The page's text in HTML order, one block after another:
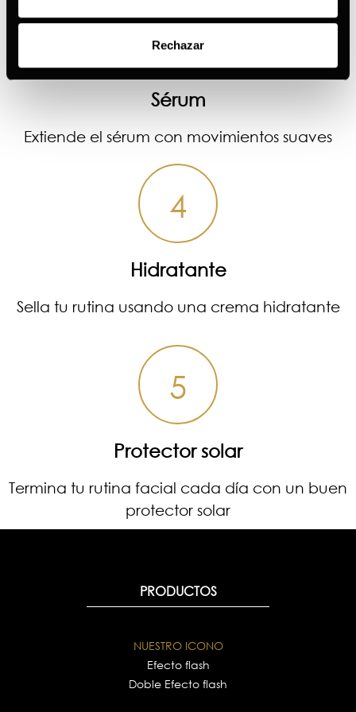
Rechazar
3
Sérum
Extiende el sérum con movimientos suaves
4
Hidratante
Sella tu rutina usando una crema hidratante
5
Protector solar
Termina tu rutina facial cada día con un buen
protector solar
PRODUCTOS
NUESTRO ICONO
Efecto flash
Doble Efecto flash